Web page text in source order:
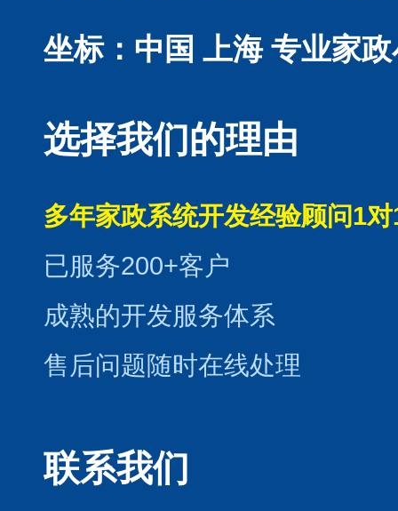
坐标：中国 上海 专业家
选择我们的理由
多年家政系统开发经验顾问1
已服务200+客户
成熟的开发服务体系
售后问题随时在线处理
联系我们